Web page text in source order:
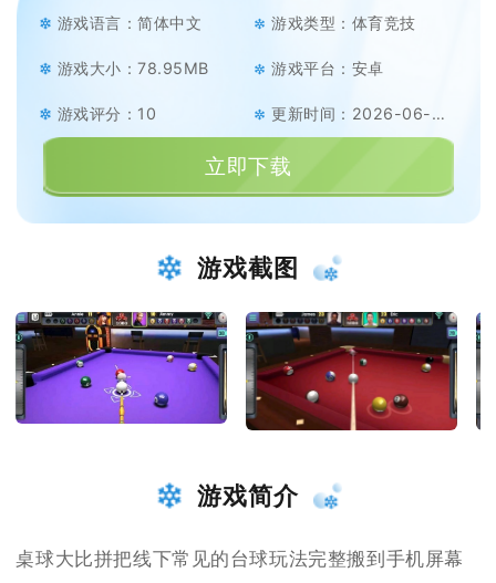
游戏语言：简体中文 游戏类型：体育竞技
游戏大小：78.95MB 游戏平台：安卓
游戏评分：10 更新时间：2026-06-09
立即下载
游戏截图
游戏简介
桌球大比拼把线下常见的台球玩法完整搬到手机屏幕